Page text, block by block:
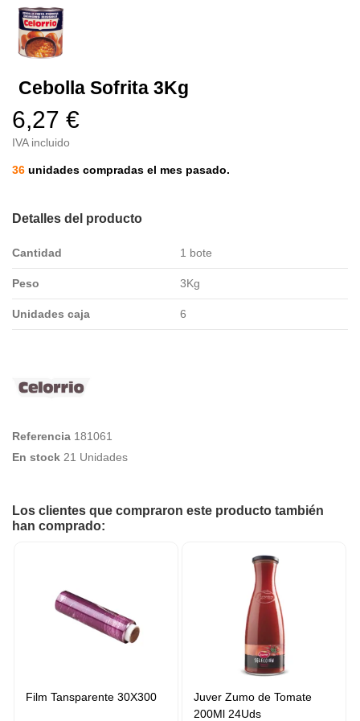
Cebolla Sofrita 3Kg
6,27 €
IVA incluido
36 unidades compradas el mes pasado.
Detalles del producto
Cantidad 1 bote
Peso 3Kg
Unidades caja 6
Referencia 181061
En stock 21 Unidades
Los clientes que compraron este producto también
han comprado:
Film Tansparente 30X300
Juver Zumo de Tomate
200Ml 24Uds